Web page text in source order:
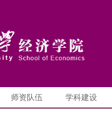
师资队伍 学科建设